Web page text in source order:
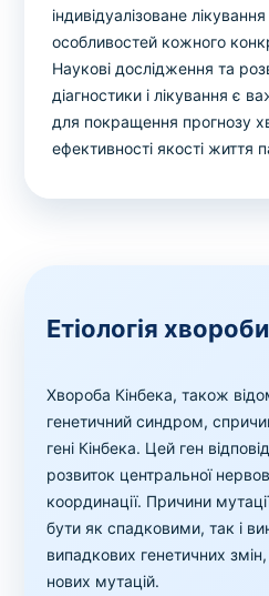
індивідуалізоване
особливостей кожного
Наукові дослідження та
діагностики і лікування є
для покращення прогнозу
ефективності якості життя
Етіологія
Хвороба Кінбека, також
генетичний синдром,
гені Кінбека. Цей ген
розвиток центральної
координації. Причини
бути як спадковими, так і
випадкових генетичних
нових мутацій.